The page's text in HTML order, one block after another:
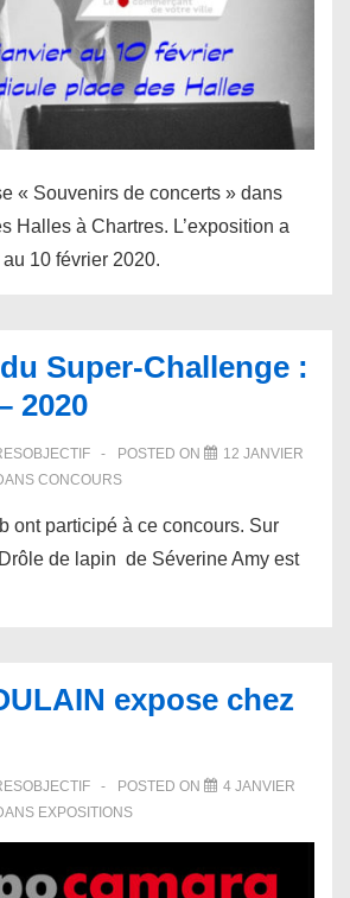
« Souvenirs de concerts » dans
Halles à Chartres. L’exposition a
10 février 2020.
Super-Challenge :
2020
POSTED ON
12 JANVIER
CONCOURS
ont participé à ce concours. Sur
de lapin de Séverine Amy est
expose chez
POSTED ON
4 JANVIER
EXPOSITIONS